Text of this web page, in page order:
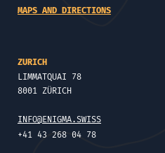
MAPS AND DIRECTIONS
ZURICH
LIMMATQUAI 78
8001 ZÜRICH
INFO@ENIGMA.SWISS
+41 43 268 04 78